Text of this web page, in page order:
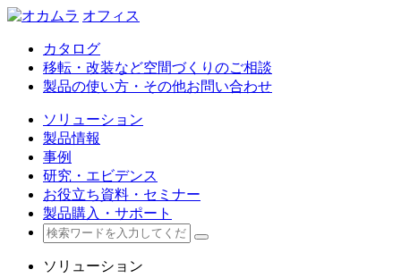
オフィス
カタログ
移転・改装など空間づくりのご相談
製品の使い方・その他お問い合わせ
ソリューション
製品情報
事例
研究・エビデンス
お役立ち資料・セミナー
製品購入・サポート
ソリューション